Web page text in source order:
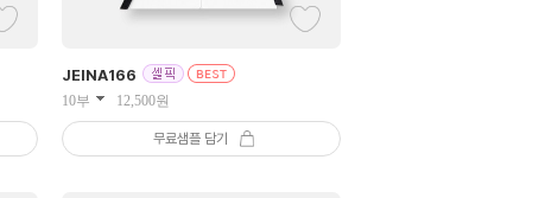
JEINA166
10부 12,500원
무료샘플 담기